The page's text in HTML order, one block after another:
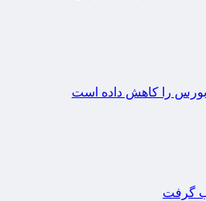
بورس را کاهش داده است
گرفت